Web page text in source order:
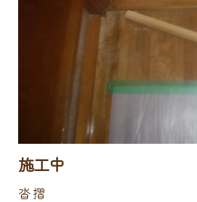
施工中
沓摺